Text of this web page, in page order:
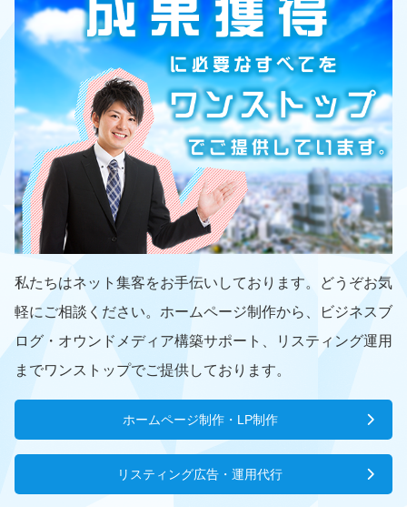
私たちはネット集客をお手伝いしております。どうぞお気
軽にご相談ください。ホームページ制作から、ビジネスブ
ログ・オウンドメディア構築サポート、リスティング運用
までワンストップでご提供しております。
ホームページ制作・LP制作
リスティング広告・運用代行